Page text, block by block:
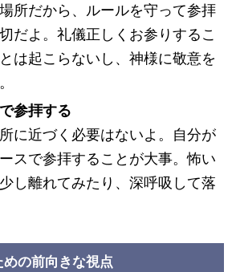
所だから、ルールを守って参拝
だよ。礼儀正しくお参りするこ
は起こらないし、神様に敬意を
参拝する
に近づく必要はないよ。自分が
スで参拝することが大事。怖い
し離れてみたり、深呼吸して落
の前向きな視点